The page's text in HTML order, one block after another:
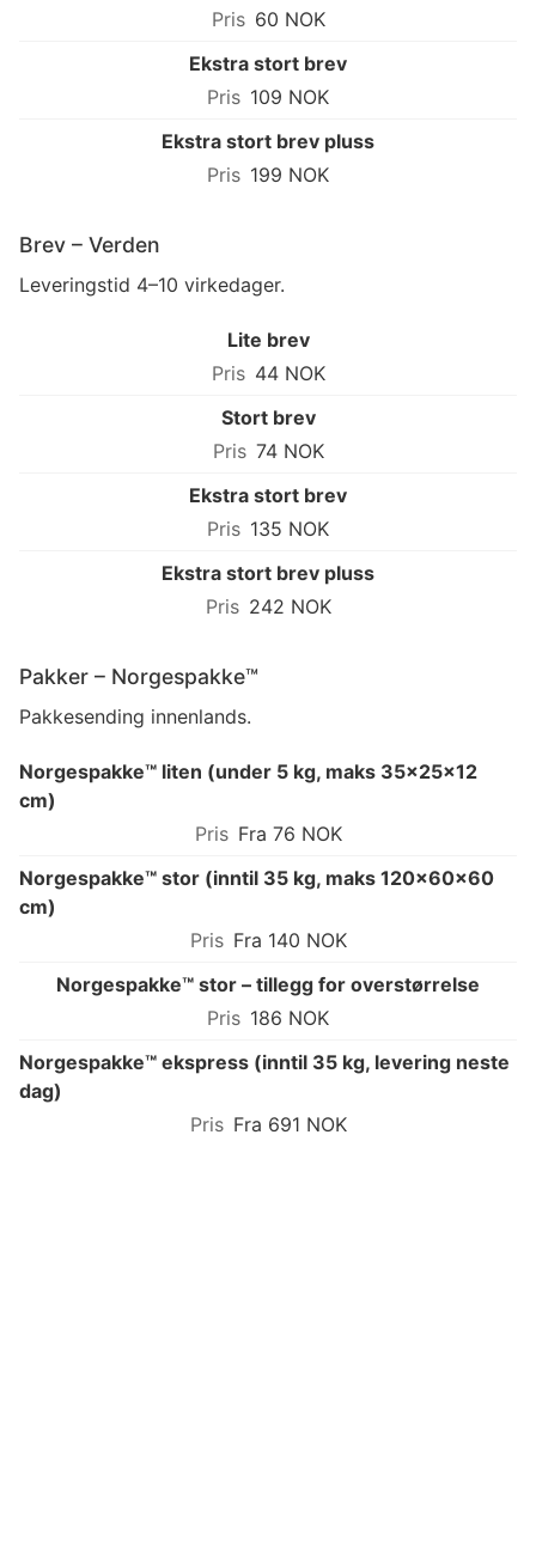
60 NOK
Ekstra stort brev
109 NOK
Ekstra stort brev pluss
199 NOK
Brev – Verden
Leveringstid 4–10 virkedager.
Lite brev
44 NOK
Stort brev
74 NOK
Ekstra stort brev
135 NOK
Ekstra stort brev pluss
242 NOK
Pakker – Norgespakke™
Pakkesending innenlands.
Norgespakke™ liten (under 5 kg, maks 35×25×12
cm)
Fra 76 NOK
Norgespakke™ stor (inntil 35 kg, maks 120×60×60
cm)
Fra 140 NOK
Norgespakke™ stor – tillegg for overstørrelse
186 NOK
Norgespakke™ ekspress (inntil 35 kg, levering neste
dag)
Fra 691 NOK